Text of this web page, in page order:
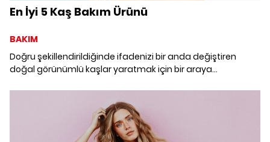
En İyi 5 Kaş Bakım Ürünü
BAKIM
Doğru şekillendirildiğinde ifadenizi bir anda değiştiren
doğal görünümlü kaşlar yaratmak için bir araya